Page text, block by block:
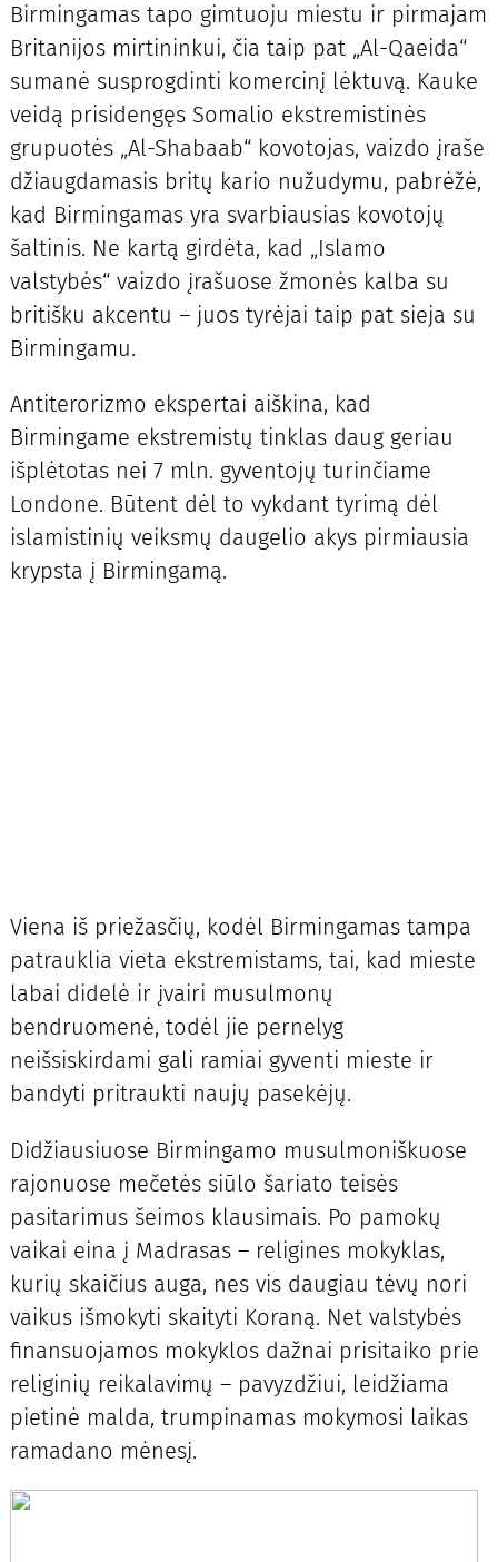
Birmingamas tapo gimtuoju miestu ir pirmajam
Britanijos mirtininkui, čia taip pat „Al-Qaeida“
sumanė susprogdinti komercinį lėktuvą. Kauke
veidą prisidengęs Somalio ekstremistinės
grupuotės „Al-Shabaab“ kovotojas, vaizdo įraše
džiaugdamasis britų kario nužudymu, pabrėžė,
kad Birmingamas yra svarbiausias kovotojų
šaltinis. Ne kartą girdėta, kad „Islamo
valstybės“ vaizdo įrašuose žmonės kalba su
britišku akcentu – juos tyrėjai taip pat sieja su
Birmingamu.
Antiterorizmo ekspertai aiškina, kad
Birmingame ekstremistų tinklas daug geriau
išplėtotas nei 7 mln. gyventojų turinčiame
Londone. Būtent dėl to vykdant tyrimą dėl
islamistinių veiksmų daugelio akys pirmiausia
krypsta į Birmingamą.
Viena iš priežasčių, kodėl Birmingamas tampa
patrauklia vieta ekstremistams, tai, kad mieste
labai didelė ir įvairi musulmonų
bendruomenė, todėl jie pernelyg
neišsiskirdami gali ramiai gyventi mieste ir
bandyti pritraukti naujų pasekėjų.
Didžiausiuose Birmingamo musulmoniškuose
rajonuose mečetės siūlo šariato teisės
pasitarimus šeimos klausimais. Po pamokų
vaikai eina į Madrasas – religines mokyklas,
kurių skaičius auga, nes vis daugiau tėvų nori
vaikus išmokyti skaityti Koraną. Net valstybės
finansuojamos mokyklos dažnai prisitaiko prie
religinių reikalavimų – pavyzdžiui, leidžiama
pietinė malda, trumpinamas mokymosi laikas
ramadano mėnesį.